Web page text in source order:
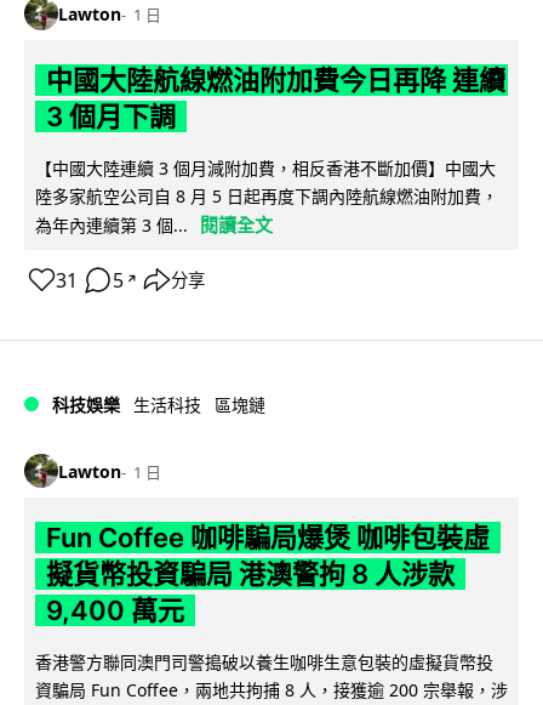
Lawton 1 日
中國大陸航線燃油附加費今日再降 連續
3 個月下調
【中國大陸連續 3 個月減附加費，相反香港不斷加價】中國大
陸多家航空公司自 8 月 5 日起再度下調內陸航線燃油附加費，
為年內連續第 3 個...
閱讀全文
31 5 ↗ 分享
科技娛樂 生活科技 區塊鏈
Lawton 1 日
Fun Coffee 咖啡騙局爆煲 咖啡包裝虛
擬貨幣投資騙局 港澳警拘 8 人涉款
9,400 萬元
香港警方聯同澳門司警搗破以養生咖啡生意包裝的虛擬貨幣投
資騙局 Fun Coffee，兩地共拘捕 8 人，接獲逾 200 宗舉報，涉